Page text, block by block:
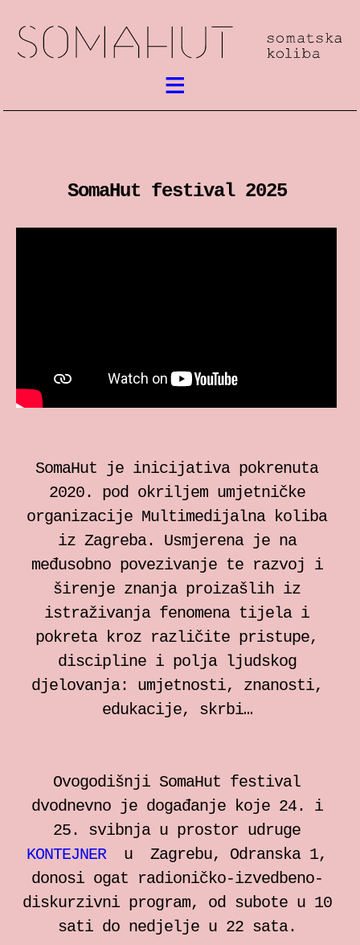
susreti / festival
individualne sesije
Zrinka Šimičić Mihanović
Ana Jelušić
Mia Štark
Kontakt
en
SomaHut festival 2025
SomaHut je inicijativa pokrenuta
2020. pod okriljem umjetničke
organizacije Multimedijalna koliba
iz Zagreba. Usmjerena je na
međusobno povezivanje te razvoj i
širenje znanja proizašlih iz
istraživanja fenomena tijela i
pokreta kroz različite pristupe,
discipline i polja ljudskog
djelovanja: umjetnosti, znanosti,
edukacije, skrbi…
Ovogodišnji SomaHut festival
dvodnevno je događanje koje 24. i
25. svibnja u prostor udruge
KONTEJNER
u Zagrebu, Odranska 1,
donosi ogat radioničko-izvedbeno-
diskurzivni program, od subote u 10
sati do nedjelje u 22 sata.